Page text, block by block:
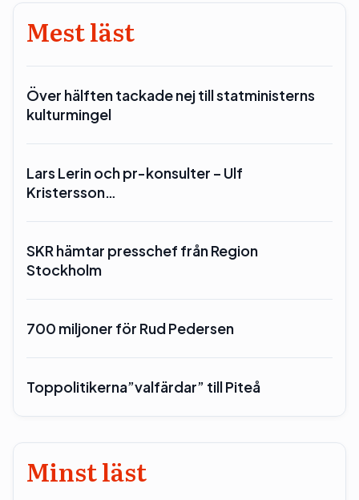
Mest läst
Över hälften tackade nej till statministerns
kulturmingel
Lars Lerin och pr-konsulter – Ulf
Kristersson…
SKR hämtar presschef från Region
Stockholm
700 miljoner för Rud Pedersen
Toppolitikerna”valfärdar” till Piteå
Minst läst